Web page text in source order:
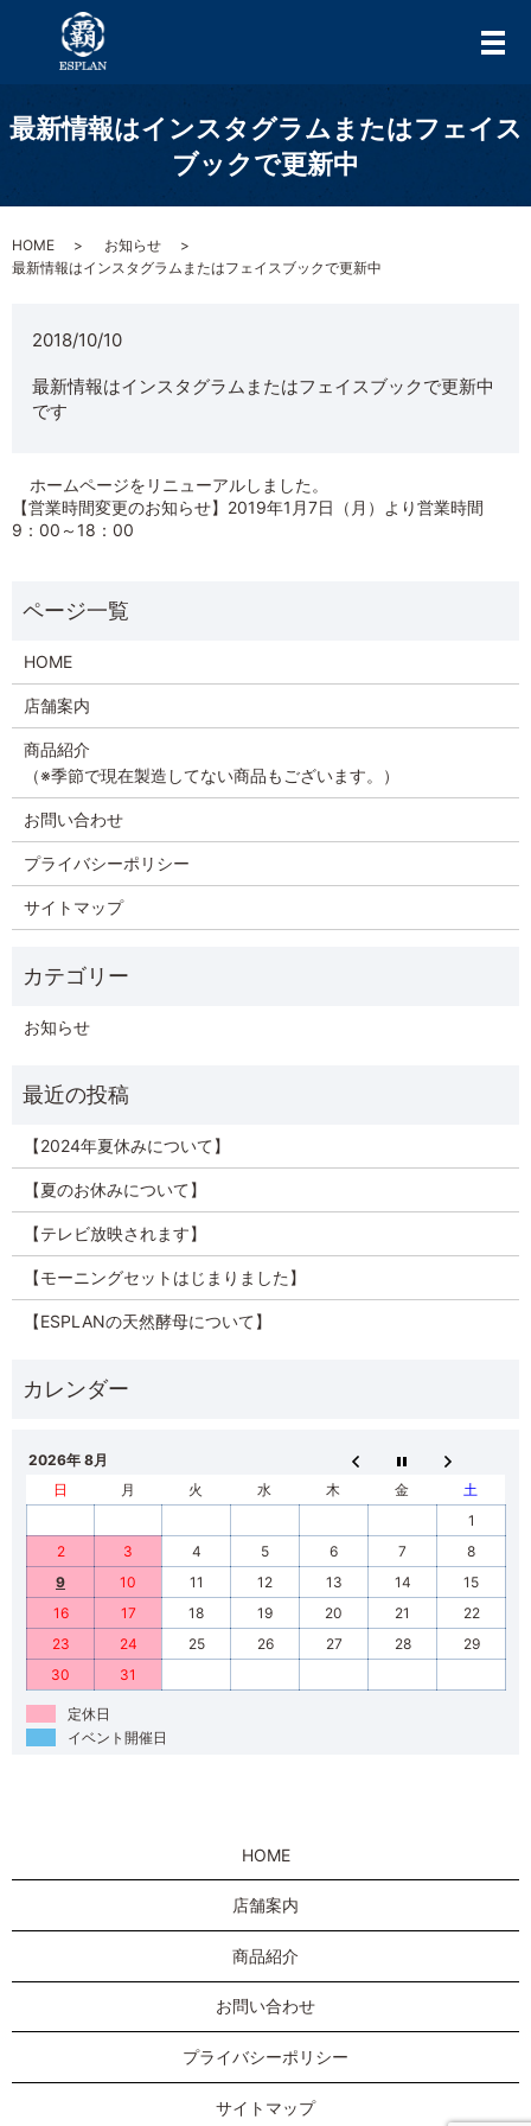
メ
最新情報はインスタグラムまたはフェイス
ブックで更新中
HOME
お知らせ
最新情報はインスタグラムまたはフェイスブックで更新中
2018/10/10
最新情報はインスタグラムまたはフェイスブックで更新中
です
ホームページをリニューアルしました。
【営業時間変更のお知らせ】2019年1月7日（月）より営業時間
9：00～18：00
HOME
店舗案内
商品紹介
（※季節で現在製造してない商品もございます。）
お問い合わせ
プライバシーポリシー
サイトマップ
お知らせ
【2024年夏休みについて】
【夏のお休みについて】
【テレビ放映されます】
【モーニングセットはじまりました】
【ESPLANの天然酵母について】
2026年 8月
日
月 火 水 木 金
土
1
2
3 4 5 6 7
8
9
10 11 12 13 14
15
16
17 18 19 20 21
22
23
24 25 26 27 28
29
30
31
定休日
イベント開催日
HOME
店舗案内
商品紹介
お問い合わせ
プライバシーポリシー
サイトマップ